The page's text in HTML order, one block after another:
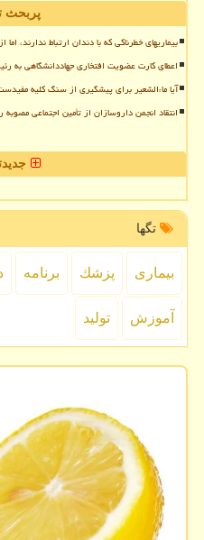
پربحث
بیماریهای خطرناکی که با دندان ارتباط ندارند،
اعطای کارت عضویت افتخاری جهاددانشگاهی به
آیا ماءالشعیر برای پیشگیری از سنگ کلیه
انتقاد انجمن داروسازان از تأمین اجتماعی مصوبه
تگها
بیماری پزشك برنامه
آموزش تولید